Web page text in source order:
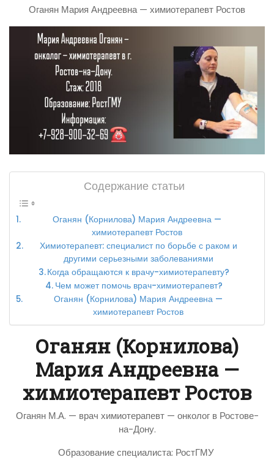
Оганян Мария Андреевна — химиотерапевт Ростов
Содержание статьи
Оганян (Корнилова) Мария Андреевна —
химиотерапевт Ростов
Химиотерапевт: специалист по борьбе с раком и
другими серьезными заболеваниями
Когда обращаются к врачу-химиотерапевту?
Чем может помочь врач-химиотерапевт?
Оганян (Корнилова) Мария Андреевна —
химиотерапевт Ростов
Оганян (Корнилова)
Мария Андреевна —
химиотерапевт Ростов
Оганян М.А. — врач химиотерапевт — онколог в Ростове-
на-Дону.
Образование специалиста: РостГМУ